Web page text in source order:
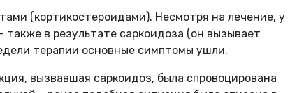
(кортикостероидами). Несмотря на лечение, у
также в результате саркоидоза (он вызывает
терапии основные симптомы ушли.
вызвавшая саркоидоз, была спровоцирована